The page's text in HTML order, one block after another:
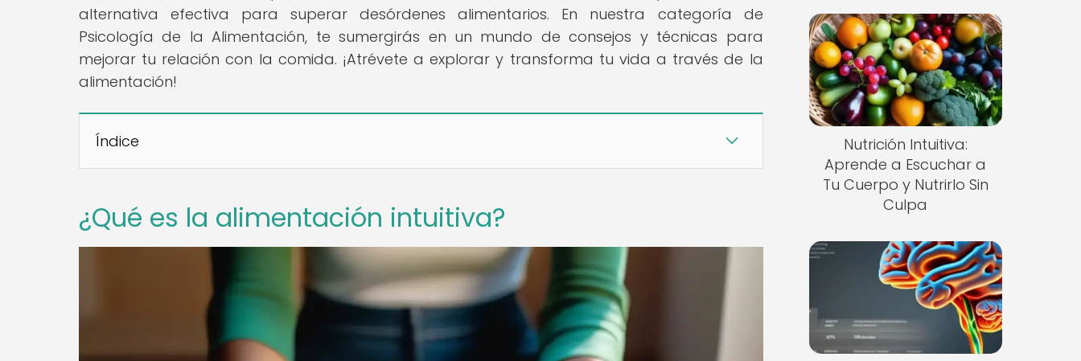
alternativa efectiva para superar desórdenes alimentarios. En nuestra categoría de
Psicología de la Alimentación, te sumergirás en un mundo de consejos y técnicas para
mejorar tu relación con la comida. ¡Atrévete a explorar y transforma tu vida a través de la
alimentación!
Índice
¿Qué es la alimentación intuitiva?
Nutrición Intuitiva:
Aprende a Escuchar a
Tu Cuerpo y Nutrirlo Sin
Culpa